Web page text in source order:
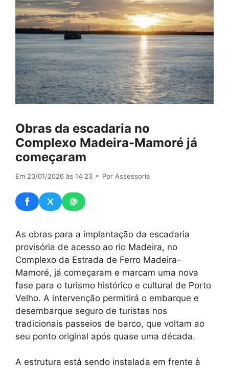
Obras da escadaria no
Complexo Madeira-Mamoré já
começaram
Em 23/01/2026 às 14:23 ⚬ Por Assessoria
As obras para a implantação da escadaria
provisória de acesso ao rio Madeira, no
Complexo da Estrada de Ferro Madeira-
Mamoré, já começaram e marcam uma nova
fase para o turismo histórico e cultural de Porto
Velho. A intervenção permitirá o embarque e
desembarque seguro de turistas nos
tradicionais passeios de barco, que voltam ao
seu ponto original após quase uma década.
A estrutura está sendo instalada em frente à